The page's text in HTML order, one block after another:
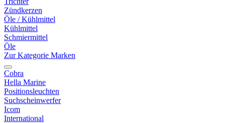
Zündkerzen
Öle / Kühlmittel
Kühlmittel
Schmiermittel
Öle
Zur Kategorie Marken
Cobra
Hella Marine
Positionsleuchten
Suchscheinwerfer
Icom
International